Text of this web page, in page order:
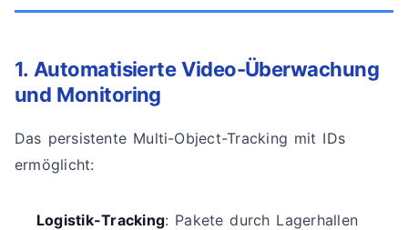
1. Automatisierte Video-Überwachung
und Monitoring
Das persistente Multi-Object-Tracking mit IDs
ermöglicht:
Logistik-Tracking: Pakete durch Lagerhallen